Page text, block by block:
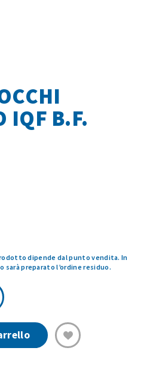
IQF B.F.
dipende dal punto vendita. In
sarà preparato l’ordine residuo.